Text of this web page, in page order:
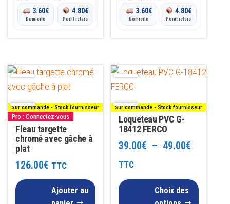
3.60€
Domicile
4.80€
Point relais
3.60€
Domicile
4.80€
Point relais
Sur commande - Stock fournisseur
Pro : Connectez-vous
Fleau targette
chromé avec gâche à
plat
126.00€ TTC
Ajouter au
Sur commande - Stock fournisseur
Loqueteau PVC G-
18412 FERCO
39.00€ – 49.00€Plage
prix :
39.00€
TTC
Choix des
Ce
produit
a
plusieurs
variations.
Les
être